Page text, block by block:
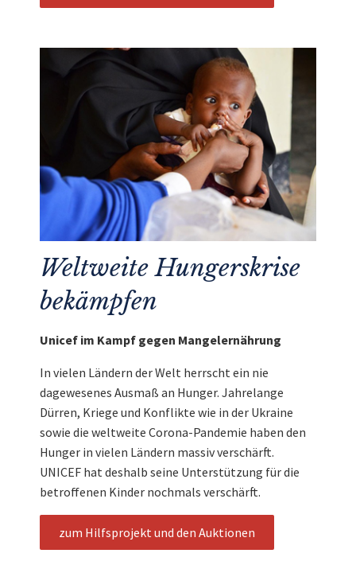
Weltweite Hungerskrise
bekämpfen
Unicef im Kampf gegen Mangelernährung
In vielen Ländern der Welt herrscht ein nie
dagewesenes Ausmaß an Hunger. Jahrelange
Dürren, Kriege und Konflikte wie in der Ukraine
sowie die weltweite Corona-Pandemie haben den
Hunger in vielen Ländern massiv verschärft.
UNICEF hat deshalb seine Unterstützung für die
betroffenen Kinder nochmals verschärft.
zum Hilfsprojekt und den Auktionen